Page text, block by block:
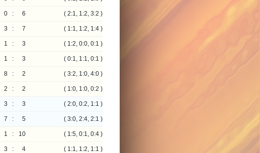
0 : 6 ( 2:1, 1:2, 3:2 )
3 : 7 ( 1:1, 1:2, 1:4 )
1 : 3 ( 1:2, 0:0, 0:1 )
1 : 3 ( 0:1, 1:1, 0:1 )
8 : 2 ( 3:2, 1:0, 4:0 )
2 : 2 ( 1:0, 1:0, 0:2 )
3 : 3 ( 2:0, 0:2, 1:1 )
7 : 5 ( 3:0, 2:4, 2:1 )
1 : 10 ( 1:5, 0:1, 0:4 )
3 : 4 ( 1:1, 1:2, 1:1 )